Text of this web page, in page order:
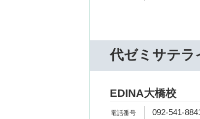
代ゼミサテラ
EDINA大橋校
092-541-